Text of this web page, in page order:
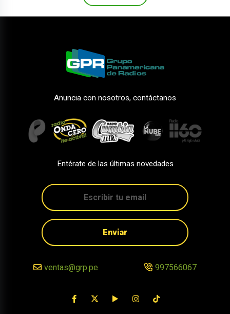
Anuncia con nosotros, contáctanos
Entérate de las últimas novedades
Enviar
ventas@grp.pe 997566067